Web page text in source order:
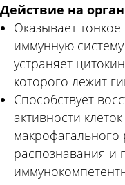
Действие на
Оказывает
иммунную
устраняет
которого лежит
Способствует
активности
макрофагального
распознавания и